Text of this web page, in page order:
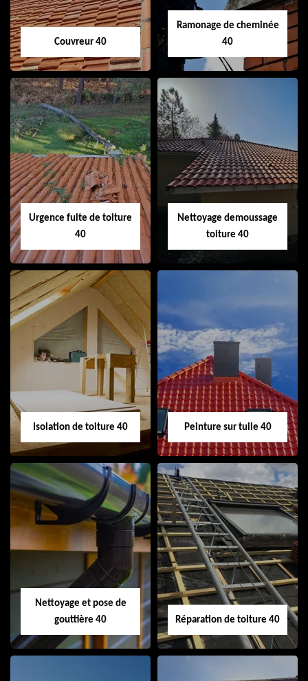
Couvreur 40
Couvreur 40
Ramonage de cheminée
40
Ramonage de
cheminée 40
Urgence fuite de toiture
40
Urgence fuite de
toiture 40
Nettoyage demoussage
toiture 40
Nettoyage
demoussage
toiture 40
Isolation de toiture 40
Isolation de toiture
40
Peinture sur tuile 40
Peinture sur tuile
40
Nettoyage et pose de
gouttière 40
Réparation de toiture 40